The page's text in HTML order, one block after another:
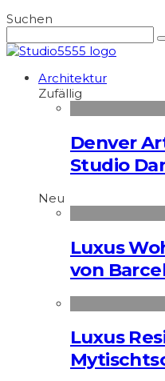
Suchen
Architektur
Zufällig
Denver
Studio
Neu
Luxus
von
Luxus